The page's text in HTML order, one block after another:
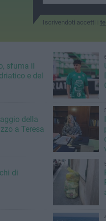
Iscrivendoti accetti i
sfuma il
e del
della
a Teresa
di